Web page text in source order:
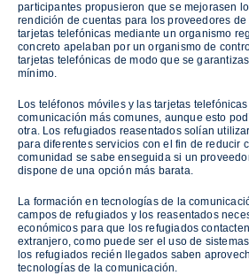
participantes propusieron que se mejorasen
rendición de cuentas para los proveedores
tarjetas telefónicas mediante un organismo
concreto apelaban por un organismo de
tarjetas telefónicas de modo que se
mínimo.
Los teléfonos móviles y las tarjetas
comunicación más comunes, aunque esto
otra. Los refugiados reasentados solían
para diferentes servicios con el fin de reducir
comunidad se sabe enseguida si un
dispone de una opción más barata.
La formación en tecnologías de la
campos de refugiados y los reasentados
económicos para que los refugiados
extranjero, como puede ser el uso de
los refugiados recién llegados saben
tecnologías de la comunicación.